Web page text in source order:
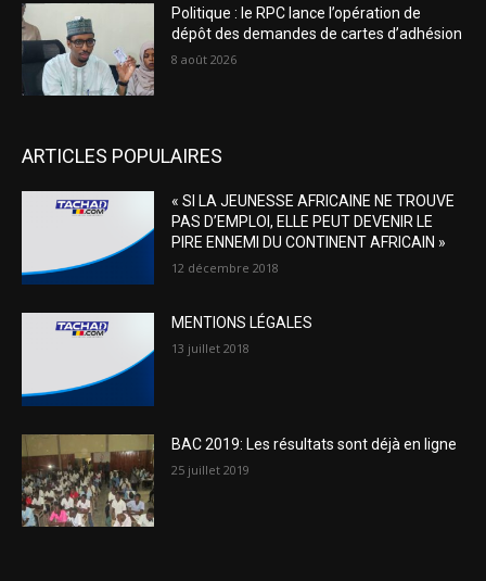
Politique : le RPC lance l’opération de
dépôt des demandes de cartes d’adhésion
8 août 2026
ARTICLES POPULAIRES
« SI LA JEUNESSE AFRICAINE NE TROUVE
PAS D’EMPLOI, ELLE PEUT DEVENIR LE
PIRE ENNEMI DU CONTINENT AFRICAIN »
12 décembre 2018
MENTIONS LÉGALES
13 juillet 2018
BAC 2019: Les résultats sont déjà en ligne
25 juillet 2019